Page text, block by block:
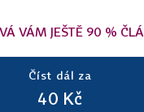
VÁM JEŠTĚ 90 %
Číst dál za
40 Kč